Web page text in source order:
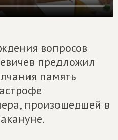
вопросов
предложил
память
произошедшей в